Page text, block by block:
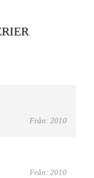
Från: 2010
Från: 2010